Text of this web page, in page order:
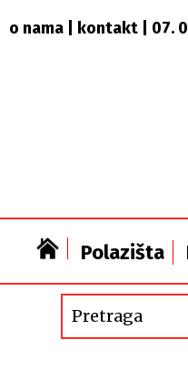
o nama kontakt | 07.
Polazišta